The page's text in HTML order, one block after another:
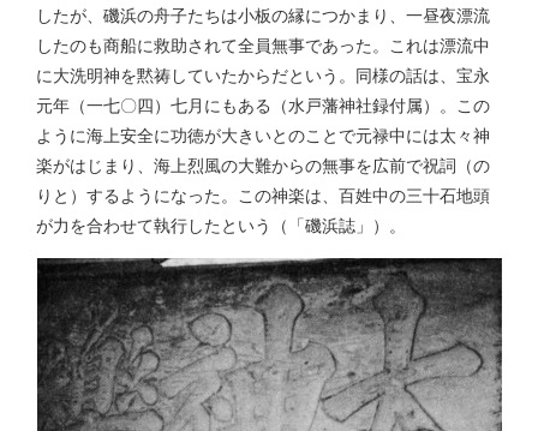
したが、磯浜の舟子たちは小板の縁につかまり、一昼夜漂流
したのも商船に救助されて全員無事であった。これは漂流中
に大洗明神を黙祷していたからだという。同様の話は、宝永
元年（一七〇四）七月にもある（水戸藩神社録付属）。この
ように海上安全に功徳が大きいとのことで元禄中には太々神
楽がはじまり、海上烈風の大難からの無事を広前で祝詞（の
りと）するようになった。この神楽は、百姓中の三十石地頭
が力を合わせて執行したという（「磯浜誌」）。